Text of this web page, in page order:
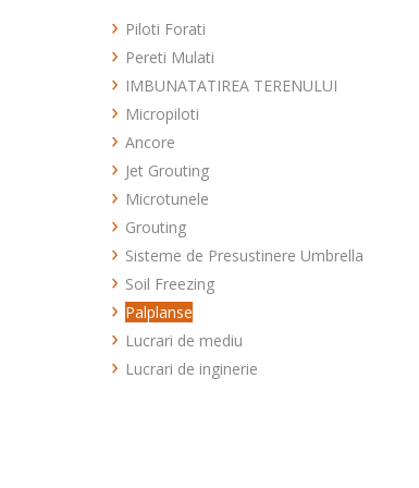
Piloti Forati
PILOTI FORATI TUBAT
PILOTI FORATI CU
BENTONITA
PILOTI FORATI CFA
PILOTI PREFEBRICATI
PILOTI OFFSHORE
Pereti Mulati
IMBUNATATIREA TERENULUI
Coloane din material granular
Incluziuni rigide
Micropiloti
Ancore
Jet Grouting
Microtunele
Grouting
Compensation Grouting
Rock Grouting
Soil Grouting
Sisteme de Presustinere Umbrella
Soil Freezing
Palplanse
Lucrari de mediu
Lucrari de inginerie